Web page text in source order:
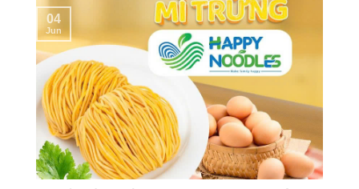
04
Jun